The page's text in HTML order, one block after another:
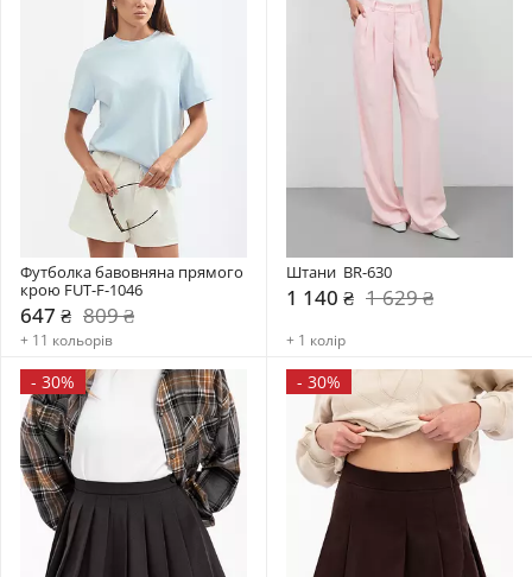
Футболка бавовняна прямого
крою FUT-F-1046
647 ₴ 809 ₴
+ 11 кольорів
Штани  BR-630
1 140 ₴ 1 629 ₴
+ 1 колір
- 30% - 30%